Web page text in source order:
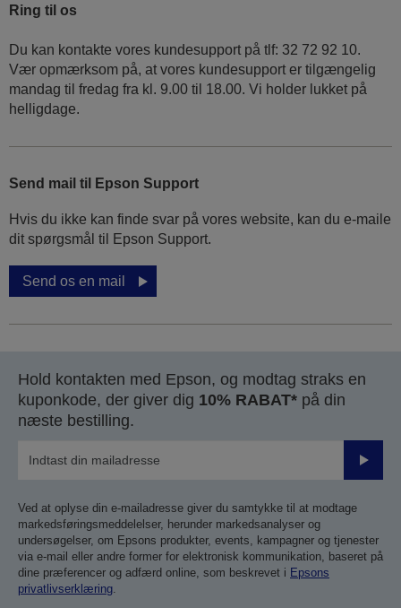
Ring til os
Du kan kontakte vores kundesupport på tlf: 32 72 92 10.
Vær opmærksom på, at vores kundesupport er tilgængelig
mandag til fredag ​​fra kl. 9.00 til 18.00. Vi holder lukket på
helligdage.
Send mail til Epson Support
Hvis du ikke kan finde svar på vores website, kan du e-maile
dit spørgsmål til Epson Support.
Send os en mail
Hold kontakten med Epson, og modtag straks en
kuponkode, der giver dig 10% RABAT* på din
næste bestilling.
Send
Ved at oplyse din e-mailadresse giver du samtykke til at modtage
markedsføringsmeddelelser, herunder markedsanalyser og
undersøgelser, om Epsons produkter, events, kampagner og tjenester
via e-mail eller andre former for elektronisk kommunikation, baseret på
dine præferencer og adfærd online, som beskrevet i Epsons
privatlivserklæring.